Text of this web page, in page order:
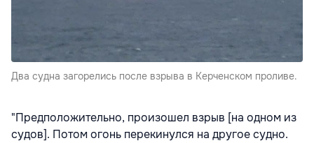
Два судна загорелись после взрыва в Керченском проливе.
"Предположительно, произошел взрыв [на одном из
судов]. Потом огонь перекинулся на другое судно.